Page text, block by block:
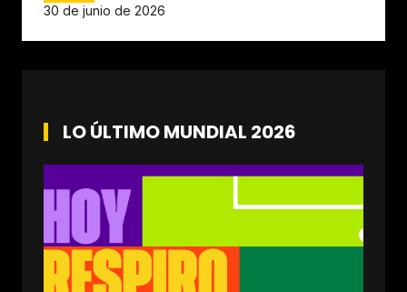
30 de junio de 2026
LO ÚLTIMO MUNDIAL 2026